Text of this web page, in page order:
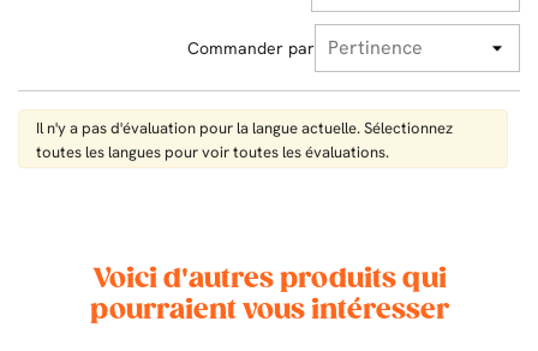
Commander par
Il n'y a pas d'évaluation pour la langue actuelle. Sélectionnez
toutes les langues pour voir toutes les évaluations.
Voici d'autres produits qui
pourraient vous intéresser